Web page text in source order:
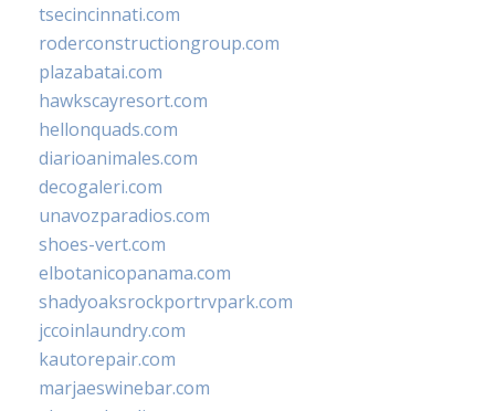
tsecincinnati.com
roderconstructiongroup.com
plazabatai.com
hawkscayresort.com
hellonquads.com
diarioanimales.com
decogaleri.com
unavozparadios.com
shoes-vert.com
elbotanicopanama.com
shadyoaksrockportrvpark.com
jccoinlaundry.com
kautorepair.com
marjaeswinebar.com